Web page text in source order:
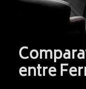
entre